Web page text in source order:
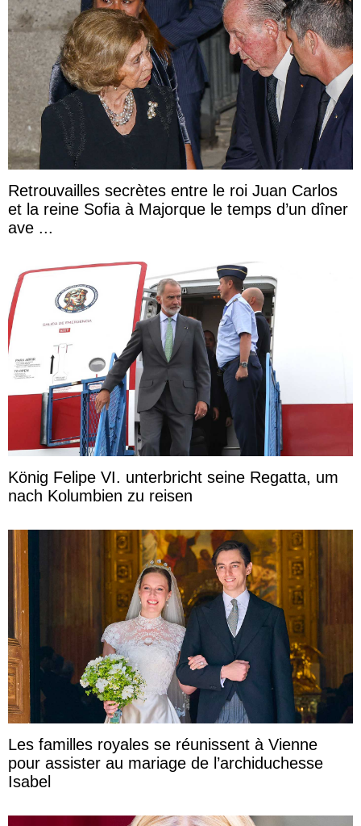
Retrouvailles secrètes entre le roi Juan Carlos
et la reine Sofia à Majorque le temps d’un dîner
ave ...
König Felipe VI. unterbricht seine Regatta, um
nach Kolumbien zu reisen
Les familles royales se réunissent à Vienne
pour assister au mariage de l’archiduchesse
Isabel